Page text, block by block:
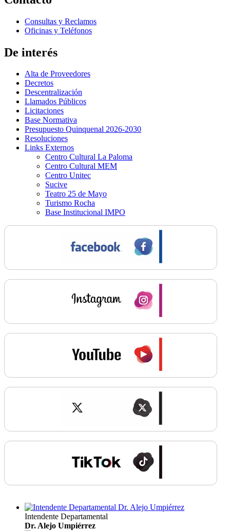
Consultas y Reclamos
Oficinas y Teléfonos
De interés
Alta de Proveedores
Decretos
Descentralización
Llamados Públicos
Licitaciones
Base Normativa
Presupuesto Quinquenal 2026-2030
Resoluciones
Links Externos
Centro Cultural La Paloma
Centro Cultural MEM
Centro Unitec
Sucive
Teatro 25 de Mayo
Turismo Rocha
Base Institucional IMPO
Intendente Departamental
Dr. Alejo Umpiérrez